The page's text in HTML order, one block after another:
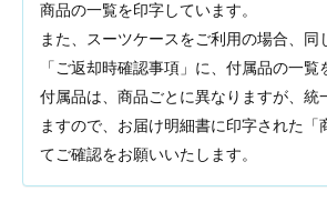
商品の一覧を印字しています。
また、スーツケースをご利用の場合、同
「ご返却時確認事項」に、付属品の一覧
付属品は、商品ごとに異なりますが、統
ますので、お届け明細書に印字された「
てご確認をお願いいたします。